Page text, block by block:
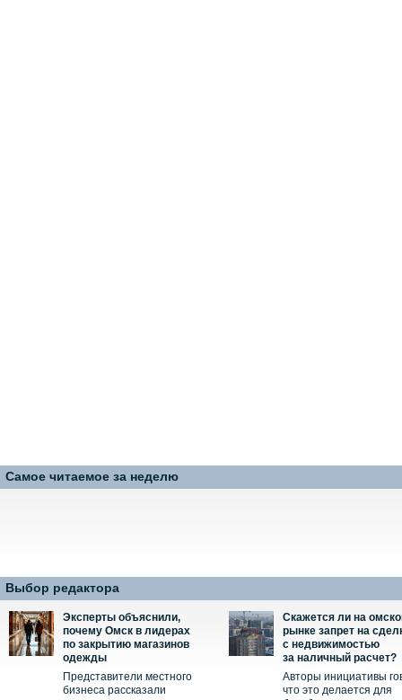
Самое читаемое за неделю
Выбор редактора
Эксперты объяснили,
почему Омск в лидерах
по закрытию магазинов
одежды
Представители местного
бизнеса рассказали
Скажется ли на
рынке запрет на
с недвижимостью
за наличный расчет?
Авторы инициативы
что это делается для